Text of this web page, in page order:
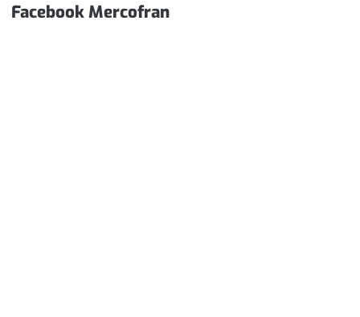
Facebook Mercofran